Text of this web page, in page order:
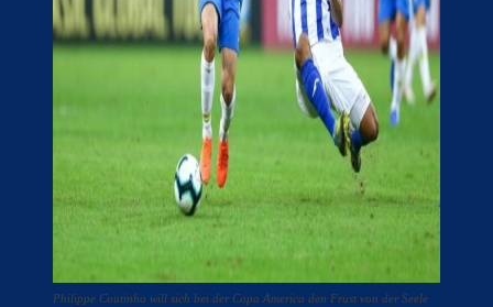
Philippe Coutinho will sich bei der Copa America den Frust von der Seele